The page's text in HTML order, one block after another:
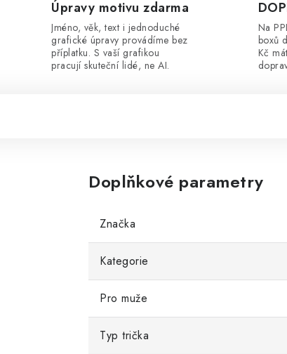
Úpravy motivu zdarma
Jméno, věk, text i jednoduché
grafické úpravy provádíme bez
příplatku. S vaší grafikou
pracují skuteční lidé, ne AI.
Na
boxů
Kč
Doplňkové parametry
Značka
Kategorie
Pro muže
Typ trička